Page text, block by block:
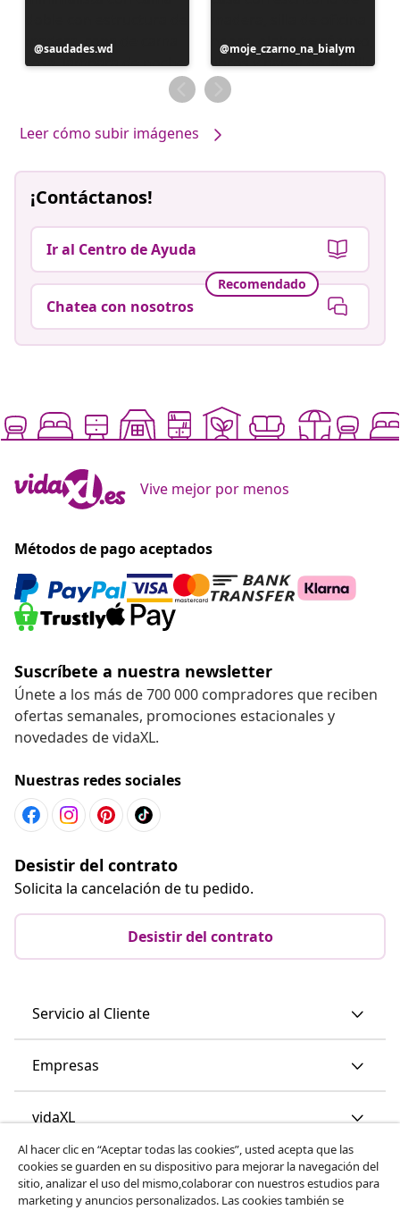
Publicación
realizada
saudades.wd
Publicación
realizada
por
moje_czarno_na_bialym
Leer cómo subir imágenes
¡Contáctanos!
Ir al Centro de Ayuda
Recomendado
Chatea con nosotros
Vive mejor por menos
Métodos de pago aceptados
Suscríbete a nuestra newsletter
Únete a los más de 700 000 compradores que reciben
ofertas semanales, promociones estacionales y
novedades de vidaXL.
Nuestras redes sociales
Desistir del contrato
Solicita la cancelación de tu pedido.
Desistir del contrato
Servicio al Cliente
Empresas
vidaXL
Descubre mas
Al hacer clic en “Aceptar todas las cookies”, usted acepta que las
cookies se guarden en su dispositivo para mejorar la navegación del
sitio, analizar el uso del mismo,colaborar con nuestros estudios para
marketing y anuncios personalizados. Las cookies también se